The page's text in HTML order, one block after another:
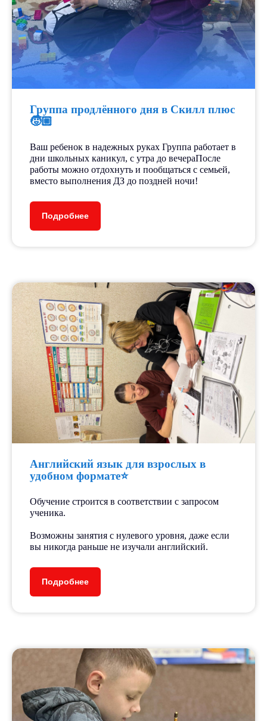
Группа продлённого дня в Скилл плюс
🧒🏼
Ваш ребенок в надежных руках Группа работает в
дни школьных каникул, с утра до вечераПосле
работы можно отдохнуть и пообщаться с семьей,
вместо выполнения ДЗ до поздней ночи!
Подробнее
Английский язык для взрослых в
удобном формате⭐️
Обучение строится в соответствии с запросом
ученика.
Возможны занятия с нулевого уровня, даже если
вы никогда раньше не изучали английский.
Подробнее
Все события
Лицензированный
образовательный центр
«СкиллПлюс»
Возможность использовать
получать налоговый вычет.
Бесплатное входное
тестирование.
подготовки по различным
направлениям.
ребёнку.